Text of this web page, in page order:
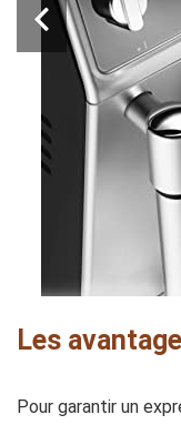
Les
Pour garantir un